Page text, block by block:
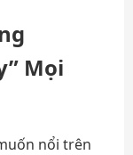
Mọi
nổi trên